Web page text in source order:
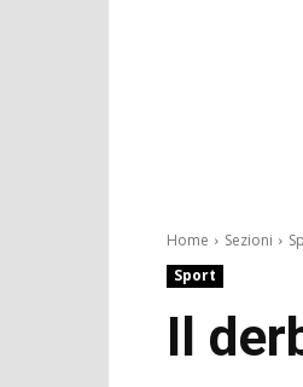
Home Sezioni
Sport
Il